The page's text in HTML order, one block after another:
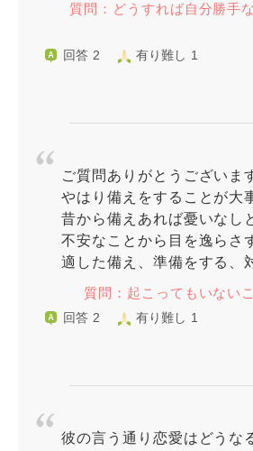
質問：どうすれば自分勝手
回答 2 有り難し 1
ご質問ありがとうございま
やはり備えをすることが大
昔から備えあれば憂いなし
不安なことから目を逸らさ
適した備え、準備をする、
質問：起こってもいない
回答 2 有り難し 1
彼の言う通り恋愛はどうな